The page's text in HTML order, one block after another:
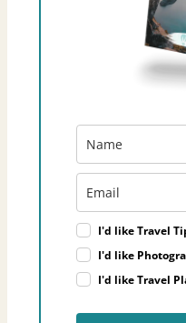
I'd like Travel
I'd like
I'd like Travel